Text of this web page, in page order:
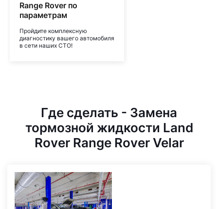
Range Rover по
параметрам
Пройдите комплексную
диагностику вашего автомобиля
в сети наших СТО!
Где сделать - Замена
тормозной жидкости Land
Rover Range Rover Velar